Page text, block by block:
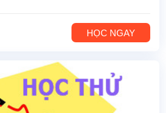
HỌC NGAY